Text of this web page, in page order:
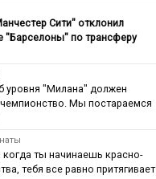
Сити" отклонил
"Барселоны" по трансферу
уровня "Милана" должен
Мы постараемся
ты начинаешь красно-
тебя все равно притягивает